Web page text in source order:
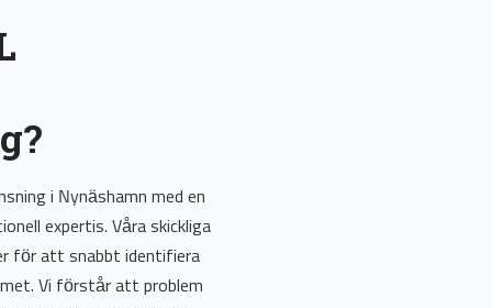
i Nynäshamn med en
expertis. Våra skickliga
för att snabbt identifiera
Vi förstår att problem